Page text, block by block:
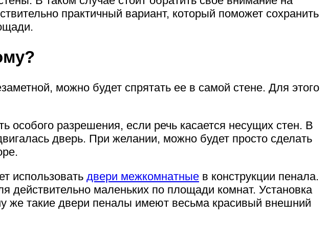
практичный вариант, который поможет сохранить
можно будет спрятать ее в самой стене. Для этого
разрешения, если речь касается несущих стен. В
дверь. При желании, можно будет просто сделать
использовать двери межкомнатные в конструкции пенала.
действительно маленьких по площади комнат. Установка
же такие двери пеналы имеют весьма красивый внешний